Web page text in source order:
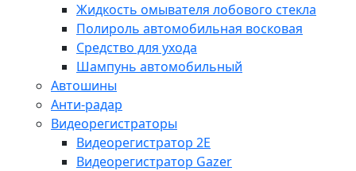
Жидкость омывателя лобового стекла
Полироль автомобильная восковая
Средство для ухода
Шампунь автомобильный
Автошины
Анти-радар
Видеорегистраторы
Видеорегистратор 2E
Видеорегистратор Gazer